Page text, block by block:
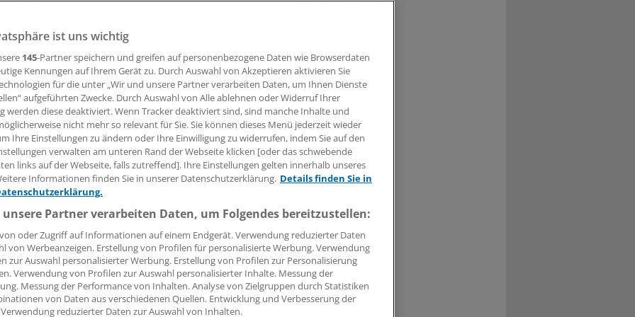
0
für Medizin sind sehr oft Entdeckungen gewürdigt worden, die
für die Entwicklung innovativer Arzneimittel waren.
ist uns wichtig
145-Partner speichern und greifen auf personenbezogene Daten wie Browserdaten
Kennungen auf Ihrem Gerät zu. Durch Auswahl von Akzeptieren aktivieren Sie
für die unter „Wir und unsere Partner verarbeiten Daten, um Ihnen Dienste
aufgeführten Zwecke. Durch Auswahl von Alle ablehnen oder Widerruf Ihrer
werden diese deaktiviert. Wenn Tracker deaktiviert sind, sind manche Inhalte und
nicht mehr so relevant für Sie. Sie können dieses Menü jederzeit wieder
Ihre Einstellungen zu ändern oder Ihre Einwilligung zu widerrufen, indem Sie auf den
verwalten am unteren Rand der Webseite klicken [oder das schwebende
links auf der Webseite, falls zutreffend]. Ihre Einstellungen gelten innerhalb unseres
Informationen finden Sie in unserer Datenschutzerklärung. Details finden Sie in
Partner verarbeiten Daten, um Folgendes bereitzustellen:
oder Zugriff auf Informationen auf einem Endgerät. Verwendung reduzierter Daten
von Werbeanzeigen. Erstellung von Profilen für personalisierte Werbung. Verwendung
zur Auswahl personalisierter Werbung. Erstellung von Profilen zur Personalisierung
Verwendung von Profilen zur Auswahl personalisierter Inhalte. Messung der
Messung der Performance von Inhalten. Analyse von Zielgruppen durch Statistiken
von Daten aus verschiedenen Quellen. Entwicklung und Verbesserung der
reduzierter Daten zur Auswahl von Inhalten.